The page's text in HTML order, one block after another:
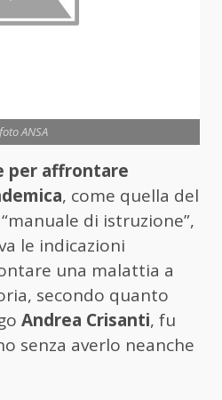
foto ANSA
per affrontare
, come quella del
di istruzione”,
le indicazioni
una malattia a
secondo quanto
Andrea Crisanti, fu
senza averlo neanche